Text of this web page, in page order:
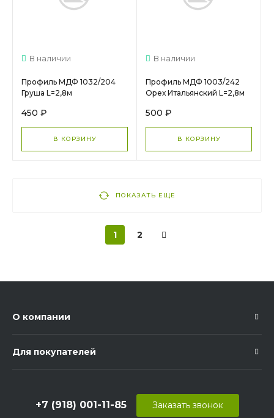
В наличии
Профиль МДФ 1032/204
Груша L=2,8м
450 ₽
В КОРЗИНУ
В наличии
Профиль МДФ 1003/242
Орех Итальянский L=2,8м
500 ₽
В КОРЗИНУ
ПОКАЗАТЬ ЕЩЕ
1 2
О компании
Для покупателей
+7 (918) 001-11-85 Заказать звонок